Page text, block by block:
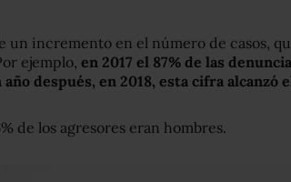
un incremento en el número de casos,
ejemplo, en 2017 el 87% de las
después, en 2018, esta cifra alcanzó
de los agresores eran hombres.